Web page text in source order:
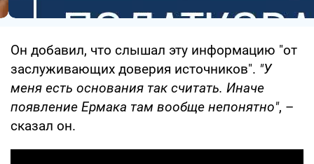
Он добавил, что слышал эту информацию "от
заслуживающих доверия источников". "У
меня есть основания так считать. Иначе
появление Ермака там вообще непонятно", –
сказал он.